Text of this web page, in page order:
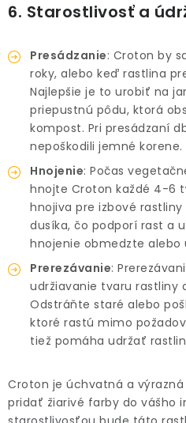
6. Starostlivosť a
Presádzanie: Croton by
roky, alebo keď rastlina
Najlepšie je to urobiť na
priepustnú pôdu, ktorá
kompost. Pri presádzaní
nepoškodili jemné korene.
Hnojenie: Počas
hnojte Croton každé 4-6
hnojiva pre izbové
dusíka, čo podporí rast a
hnojenie obmedzte alebo
Prerezávanie:
udržiavanie tvaru rastliny
Odstráňte staré alebo
ktoré rastú mimo
tiež pomáha udržať
Croton je úchvatná a
pridať žiarivé farby do vášho